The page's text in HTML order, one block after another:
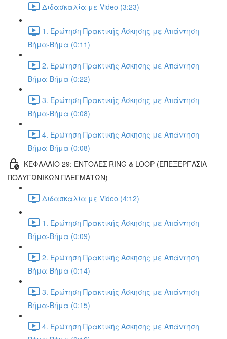
Διδασκαλία με Video (3:23)
1. Ερώτηση Πρακτικής Άσκησης με Απάντηση
Βήμα-Βήμα (0:11)
2. Ερώτηση Πρακτικής Άσκησης με Απάντηση
Βήμα-Βήμα (0:22)
3. Ερώτηση Πρακτικής Άσκησης με Απάντηση
Βήμα-Βήμα (0:08)
4. Ερώτηση Πρακτικής Άσκησης με Απάντηση
Βήμα-Βήμα (0:08)
ΚΕΦΑΛΑΙΟ 29: ΕΝΤΟΛΕΣ RING & LOOP (ΕΠΕΞΕΡΓΑΣΙΑ
ΠΟΛΥΓΩΝΙΚΩΝ ΠΛΕΓΜΑΤΩΝ)
Διδασκαλία με Video (4:12)
1. Ερώτηση Πρακτικής Άσκησης με Απάντηση
Βήμα-Βήμα (0:09)
2. Ερώτηση Πρακτικής Άσκησης με Απάντηση
Βήμα-Βήμα (0:14)
3. Ερώτηση Πρακτικής Άσκησης με Απάντηση
Βήμα-Βήμα (0:15)
4. Ερώτηση Πρακτικής Άσκησης με Απάντηση